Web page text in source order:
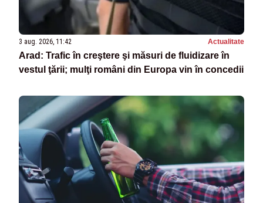
3 aug. 2026, 11:42 Actualitate
Arad: Trafic în creştere şi măsuri de fluidizare în
vestul ţării; mulţi români din Europa vin în concedii